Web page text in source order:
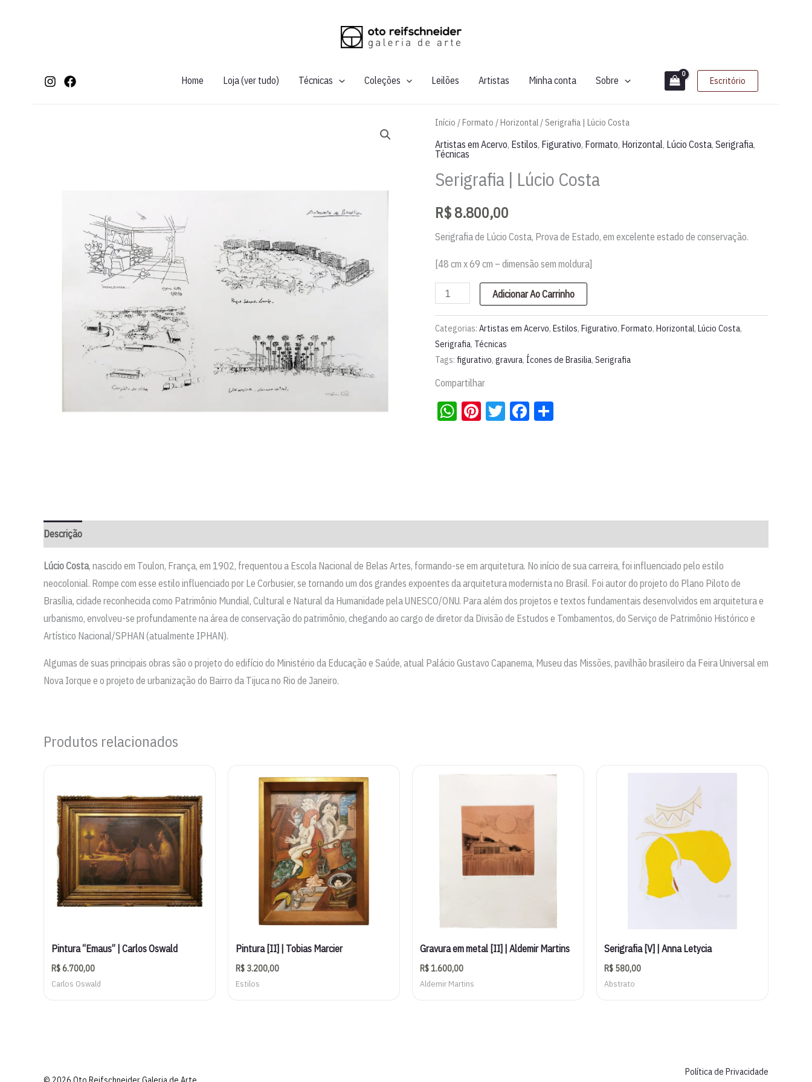
Home Loja (ver tudo) Técnicas Coleções Leilões Artistas Minha conta Sobre Escritório
Início /Formato /Horizontal / Serigrafia | Lúcio Costa
Artistas em Acervo, Estilos, Figurativo, Formato, Horizontal, Lúcio Costa, Serigrafia,
Técnicas
Serigrafia | Lúcio Costa
R$8.800,00
Serigrafia de Lúcio Costa, Prova de Estado, em excelente estado de conservação.
[48 cm x 69 cm – dimensão sem moldura]
Serigrafia
Lúcio
Costa
quantidade
Adicionar Ao Carrinho
Categorias: Artistas em Acervo, Estilos, Figurativo, Formato, Horizontal, Lúcio Costa,
Serigrafia, Técnicas
Tags: figurativo, gravura, Ícones de Brasilia, Serigrafia
Compartilhar
WhatsApp
Pinterest
TwitterFacebook
Descrição
Lúcio Costa, nascido em Toulon, França, em 1902, frequentou a Escola Nacional de Belas Artes, formando-se em arquitetura. No início de sua carreira, foi influenciado pelo estilo
neocolonial. Rompe com esse estilo influenciado por Le Corbusier, se tornando um dos grandes expoentes da arquitetura modernista no Brasil. Foi autor do projeto do Plano Piloto de
Brasília, cidade reconhecida como Patrimônio Mundial, Cultural e Natural da Humanidade pela UNESCO/ONU. Para além dos projetos e textos fundamentais desenvolvidos em arquitetura e
urbanismo, envolveu-se profundamente na área de conservação do patrimônio, chegando ao cargo de diretor da Divisão de Estudos e Tombamentos, do Serviço de Patrimônio Histórico e
Artístico Nacional/SPHAN (atualmente IPHAN).
Algumas de suas principais obras são o projeto do edifício do Ministério da Educação e Saúde, atual Palácio Gustavo Capanema, Museu das Missões, pavilhão brasileiro da Feira Universal em
Nova Iorque e o projeto de urbanização do Bairro da Tijuca no Rio de Janeiro.
Produtos relacionados
Pintura “Emaus” | Carlos Oswald
R$6.700,00
Carlos Oswald
Pintura [II] | Tobias Marcier
R$ 3.200,00
Estilos
Gravura em metal [II] | Aldemir Martins
R$1.600,00
Aldemir Martins
Serigrafia [V] | Anna Letycia
R$ 580,00
Abstrato
Política de Privacidade